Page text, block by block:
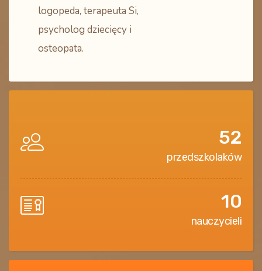
logopeda, terapeuta Si,
psycholog dziecięcy i
osteopata.
52
przedszkolaków
10
nauczycieli